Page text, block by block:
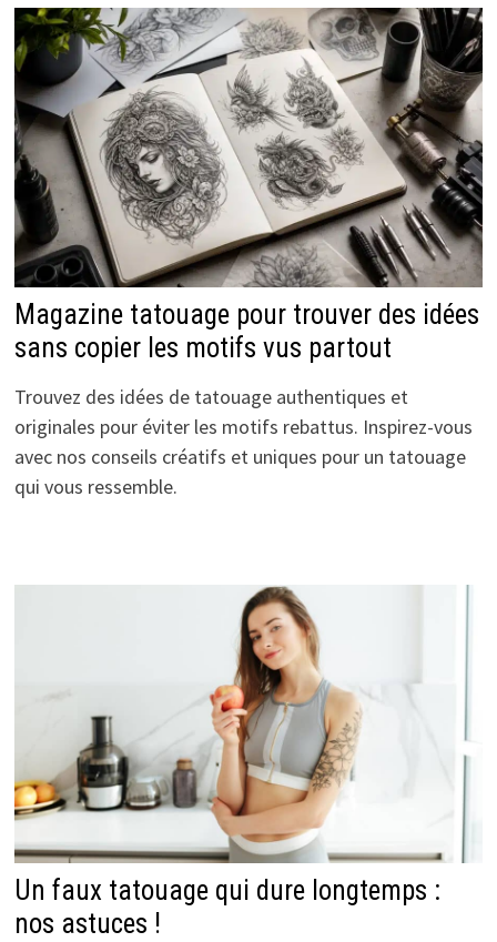
Magazine tatouage pour trouver des idées
sans copier les motifs vus partout
Trouvez des idées de tatouage authentiques et
originales pour éviter les motifs rebattus. Inspirez-vous
avec nos conseils créatifs et uniques pour un tatouage
qui vous ressemble.
Un faux tatouage qui dure longtemps :
nos astuces !